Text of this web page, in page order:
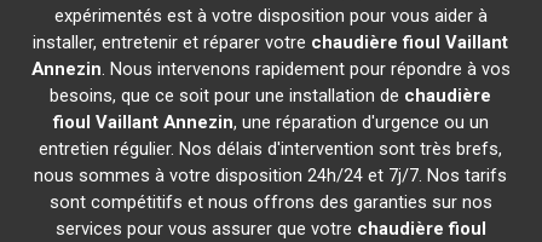
expérimentés est à votre disposition pour vous aider à
installer, entretenir et réparer votre chaudière fioul Vaillant
Annezin. Nous intervenons rapidement pour répondre à vos
besoins, que ce soit pour une installation de chaudière
fioul Vaillant Annezin, une réparation d'urgence ou un
entretien régulier. Nos délais d'intervention sont très brefs,
nous sommes à votre disposition 24h/24 et 7j/7. Nos tarifs
sont compétitifs et nous offrons des garanties sur nos
services pour vous assurer que votre chaudière fioul